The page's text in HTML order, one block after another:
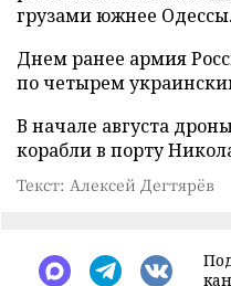
грузами южнее Одессы.
Днем ранее армия
по четырем
В начале августа
корабли в порту
Текст: Алексей Дегтярёв